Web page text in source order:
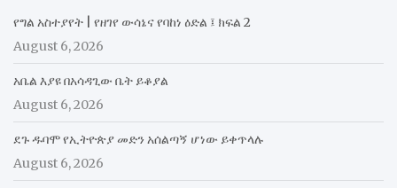
የግል አስተያየት | የዘገየ ውሳኔና የባከነ ዕድል ፤ ክፍል 2
August 6, 2026
አቤል እያዩ በአሳዳጊው ቤት ይቆያል
August 6, 2026
ደጉ ዱባሞ የኢትዮጵያ መድን አሰልጣኝ ሆነው ይቀጥላሉ
August 6, 2026